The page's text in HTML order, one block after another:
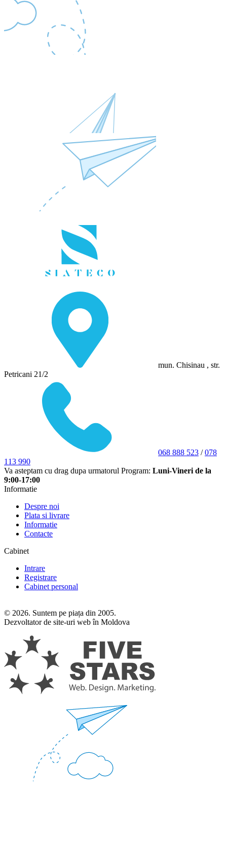
mun. Chisinau , str.
Petricani 21/2
068 888 523 /078
113 990
Va asteptam cu drag dupa urmatorul Program: Luni-Vineri de la
9:00-17:00
Informatie
Despre noi
Plata si livrare
Informatie
Contacte
Cabinet
Intrare
Registrare
Cabinet personal
© 2026. Suntem pe piața din 2005.
Dezvoltator de site-uri web în Moldova